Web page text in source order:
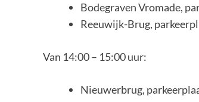
Bodegraven Vromade,
Reeuwijk-Brug,
Van 14:00 – 15:00 uur:
Nieuwerbrug,